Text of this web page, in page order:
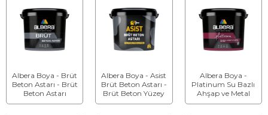
Albera Boya - Brüt
Beton Astarı - Brüt
Beton Astarı
Albera Boya - Asist
Brüt Beton Astarı -
Brüt Beton Yüzey
Astar Boyası
Albera Boya -
Platinum Su Bazlı
Ahşap ve Metal
Astarı - Albera